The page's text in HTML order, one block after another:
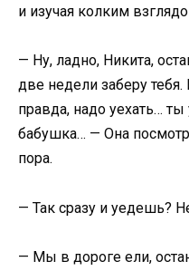
и изучая колким
— Ну, ладно, Никита,
две недели заберу
правда, надо уехать…
бабушка… — Она
пора.
— Так сразу и уедешь?
— Мы в дороге ели,